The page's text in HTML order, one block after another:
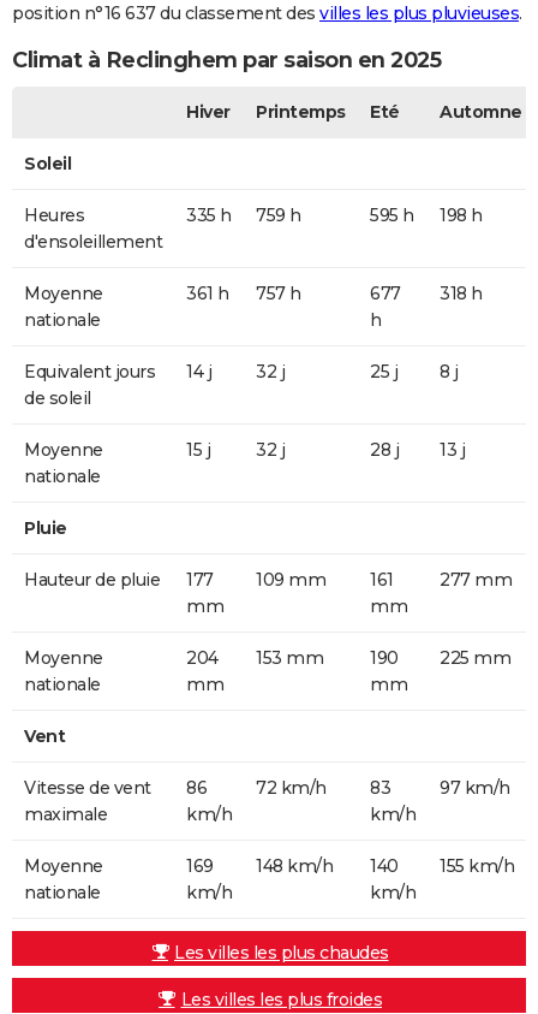
position n°16 637 du classement des villes les plus pluvieuses.
Climat à Reclinghem par saison en 2025
Hiver Printemps Eté Automne
Soleil
Heures
d'ensoleillement
335 h 759 h 595 h 198 h
Moyenne
nationale
361 h 757 h
677
h
318 h
Equivalent jours
de soleil
14 j 32 j 25 j 8 j
Moyenne
nationale
15 j 32 j 28 j 13 j
Pluie
Hauteur de pluie
177
mm
109 mm
161
mm
277 mm
Moyenne
nationale
204
mm
153 mm
190
mm
225 mm
Vent
Vitesse de vent
maximale
86
km/h
72 km/h
83
km/h
97 km/h
Moyenne
nationale
169
km/h
148 km/h
140
km/h
155 km/h
Les villes les plus chaudes
Les villes les plus froides